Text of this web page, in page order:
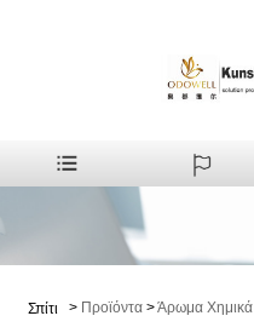
Σπίτι > Προϊόντα >Άρωμα Χημικά